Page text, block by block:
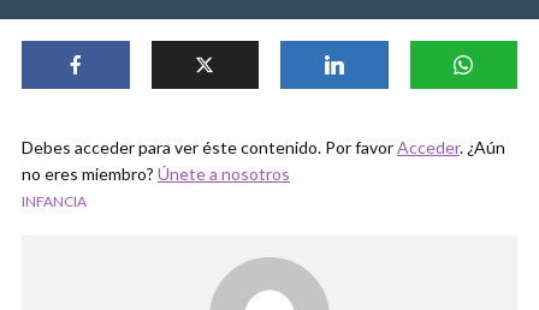
Debes acceder para ver éste contenido. Por favorAcceder. ¿Aún
no eres miembro? Únete a nosotros
INFANCIA